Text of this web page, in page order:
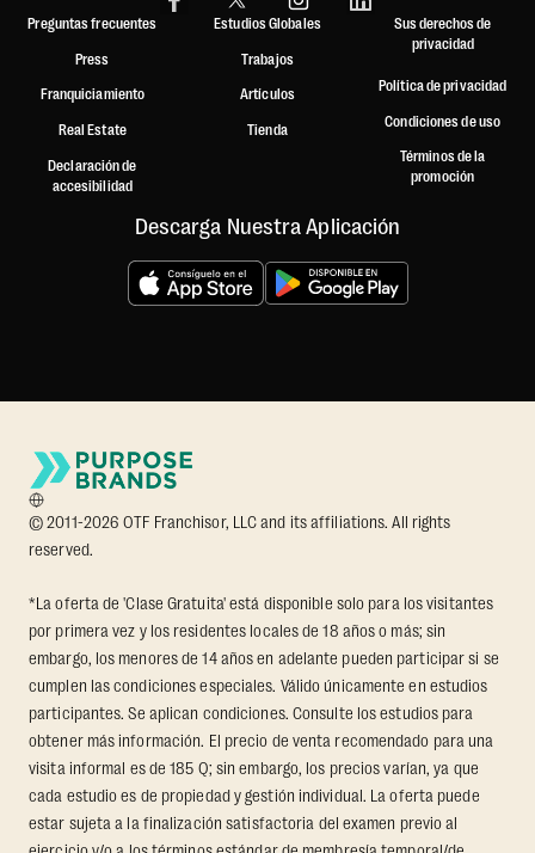
Preguntas frecuentes
Press
Franquiciamiento
Real Estate
Declaración de
accesibilidad
Estudios Globales
Trabajos
Artículos
Tienda
Sus derechos de
privacidad
Política de privacidad
Condiciones de uso
Términos de la
promoción
Descarga Nuestra Aplicación
© 2011-2026 OTF Franchisor, LLC and its affiliations. All rights
reserved.
*La oferta de 'Clase Gratuita' está disponible solo para los visitantes
por primera vez y los residentes locales de 18 años o más; sin
embargo, los menores de 14 años en adelante pueden participar si se
cumplen las condiciones especiales. Válido únicamente en estudios
participantes. Se aplican condiciones. Consulte los estudios para
obtener más información. El precio de venta recomendado para una
visita informal es de 185 Q; sin embargo, los precios varían, ya que
cada estudio es de propiedad y gestión individual. La oferta puede
estar sujeta a la finalización satisfactoria del examen previo al